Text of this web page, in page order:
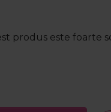
produs este foarte